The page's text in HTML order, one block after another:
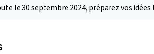
le 30 septembre 2024, préparez vos idées !